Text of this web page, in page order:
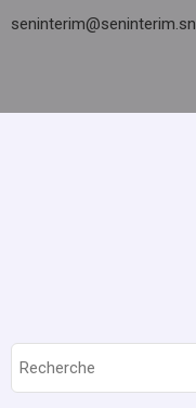
seninterim@seninterim.sn